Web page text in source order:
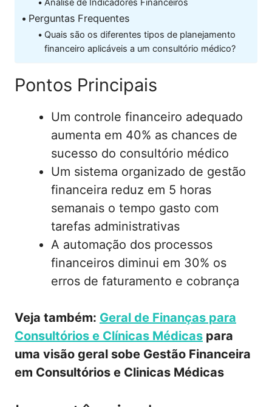
Análise de Indicadores Financeiros
Perguntas Frequentes
Quais são os diferentes tipos de planejamento
financeiro aplicáveis a um consultório médico?
Pontos Principais
Um controle financeiro adequado
aumenta em 40% as chances de
sucesso do consultório médico
Um sistema organizado de gestão
financeira reduz em 5 horas
semanais o tempo gasto com
tarefas administrativas
A automação dos processos
financeiros diminui em 30% os
erros de faturamento e cobrança
Veja também: Geral de Finanças para
Consultórios e Clínicas Médicas para
uma visão geral sobe Gestão Financeira
em Consultórios e Clinicas Médicas